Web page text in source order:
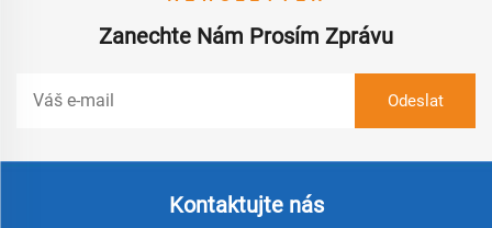
Zanechte Nám Prosím Zprávu
Kontaktujte nás